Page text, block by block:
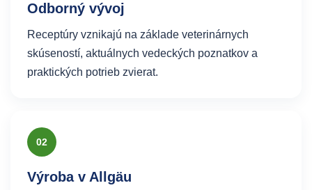
Odborný vývoj
Receptúry vznikajú na základe veterinárnych
skúseností, aktuálnych vedeckých poznatkov a
praktických potrieb zvierat.
02
Výroba v Allgäu